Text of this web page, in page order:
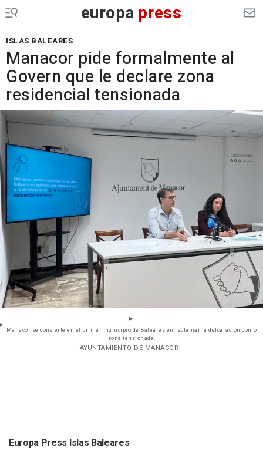
europa press
ISLAS BALEARES
Manacor pide formalmente al
Govern que le declare zona
residencial tensionada
Manacor se convierte en el primer municipio de Baleares en reclamar la delcaración como
zona tensionada.
- AYUNTAMIENTO DE MANACOR
Europa Press Islas Baleares